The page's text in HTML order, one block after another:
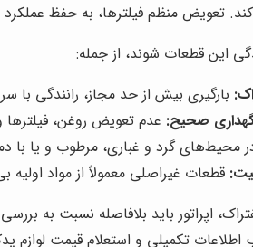
تعویض منظم فیلترها، به حفظ
این قطعات شوند، از جمله:
بارگیری بیش از حد مجاز، رانندگی
صحیح: عدم تعویض روغن،
محیط‌های گرد و غباری، مرطوب و یا با
قطعات غیراصلی معمولاً از مواد
اپراتور باید بلافاصله نسبت
تکمیلی و استعلام قیمت لوازم